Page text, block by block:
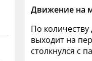
Движение на
По
выходит на
столкнулся с